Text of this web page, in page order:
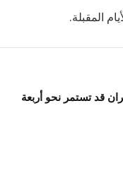
المقبلة.
قد تستمر نحو أربعة